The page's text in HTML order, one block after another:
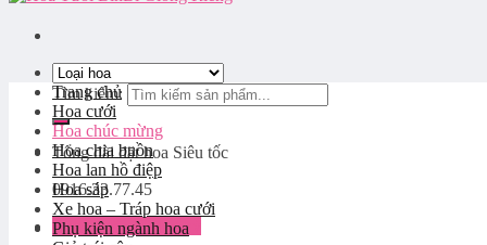
Tìm kiếm:
Tổng đài đặt hoa Siêu tốc
0916.33.77.45
Đăng nhập / Đăng ký
Trang chủ
Hoa cưới
Hoa chúc mừng
Hoa chia buồn
Hoa lan hồ điệp
Hoa sáp
Xe hoa – Tráp hoa cưới
Phụ kiện ngành hoa